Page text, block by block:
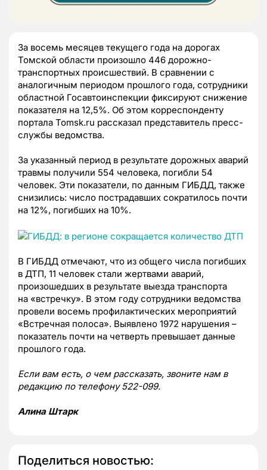
За восемь месяцев текущего года на дорогах
Томской области произошло 446 дорожно-
транспортных происшествий. В сравнении с
аналогичным периодом прошлого года, сотрудники
областной Госавтоинспекции фиксируют снижение
показателя на 12,5%. Об этом корреспонденту
портала Tomsk.ru рассказал представитель пресс-
службы ведомства.
За указанный период в результате дорожных аварий
травмы получили 554 человека, погибли 54
человек. Эти показатели, по данным ГИБДД, также
снизились: число пострадавших сократилось почти
на 12%, погибших на 10%.
В ГИБДД отмечают, что из общего числа погибших
в ДТП, 11 человек стали жертвами аварий,
произошедших в результате выезда транспорта
на «встречку». В этом году сотрудники ведомства
провели восемь профилактических мероприятий
«Встречная полоса». Выявлено 1972 нарушения –
показатель почти на четверть превышает данные
прошлого года.
Если вам есть, о чем рассказать, звоните нам в
редакцию по телефону 522-099.
Алина Штарк
Поделиться новостью: